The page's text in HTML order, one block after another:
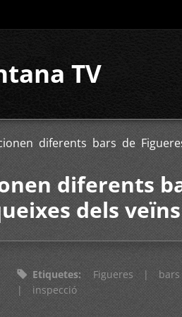
TV
diferents bars de
diferents
dels veïns
Etiquetes: Figueres |
bars
|
inspecció